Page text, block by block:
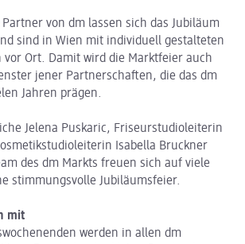
von dm lassen sich das Jubiläum
sind in Wien mit individuell gestalteten
vor Ort. Damit wird die Marktfeier auch
jener Partnerschaften, die das dm
Jahren prägen.
Jelena Puskaric, Friseurstudioleiterin
Isabella Bruckner
des dm Markts freuen sich auf viele
stimmungsvolle Jubiläumsfeier.
mit
werden in allen dm